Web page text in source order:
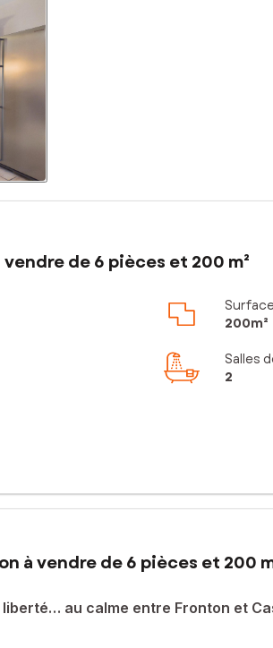
de 6 pièces et 200 m²
200m²
Salles
2
à vendre de 6 pièces et 200
au calme entre Fronton et
dans un environnement calme et